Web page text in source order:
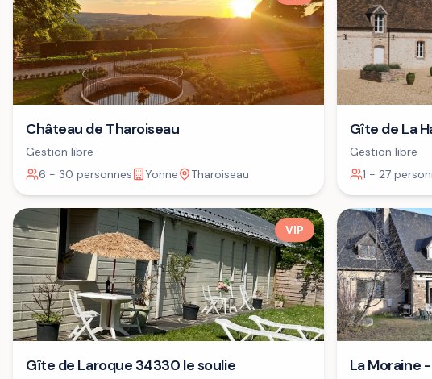
Château de Tharoiseau
Gestion libre
6 - 30 personnes
Yonne Tharoiseau
Gîte de La
Gestion libre
1 - 27
VIP
Gîte de Laroque 34330 le soulie La Moraine